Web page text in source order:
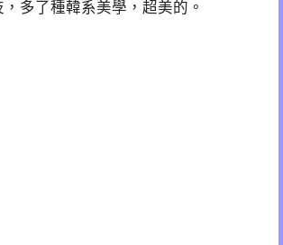
多了種韓系美學，超美的。